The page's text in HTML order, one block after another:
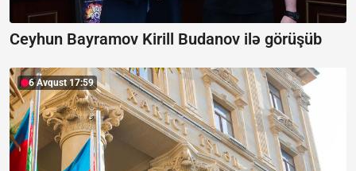
Ceyhun Bayramov Kirill Budanov ilə görüşüb
6 Avqust 17:59